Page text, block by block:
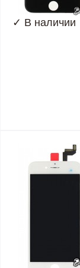
✓ В наличии